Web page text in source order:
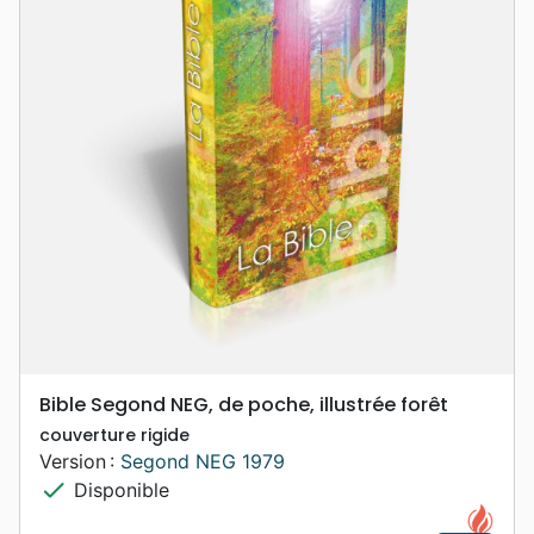
Bible Segond NEG, de poche, illustrée forêt
couverture rigide
Version : Segond NEG 1979
check Disponible